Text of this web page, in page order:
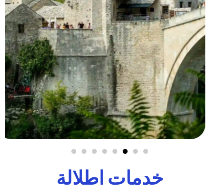
خدمات اطلالة